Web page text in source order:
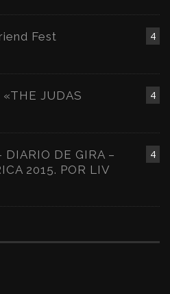
4
Fest
4
JUDAS
4
DIARIO DE GIRA –
2015. POR LIV